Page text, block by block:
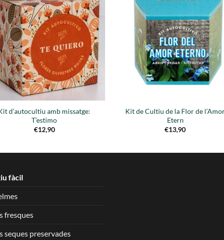
Añadir
a la
lista de
deseos
d’autocultiu amb missatge:
T’estimo
€12,90
a la
lista
Kit de Cultiu de la Flor de
Etern
€13,90
fàcil
fresques
seques preservades